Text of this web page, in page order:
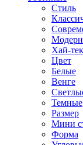
Стиль
Модерн
Хай-тек
Цвет
Белые
Венге
Темные
Размер
Мини
Форма